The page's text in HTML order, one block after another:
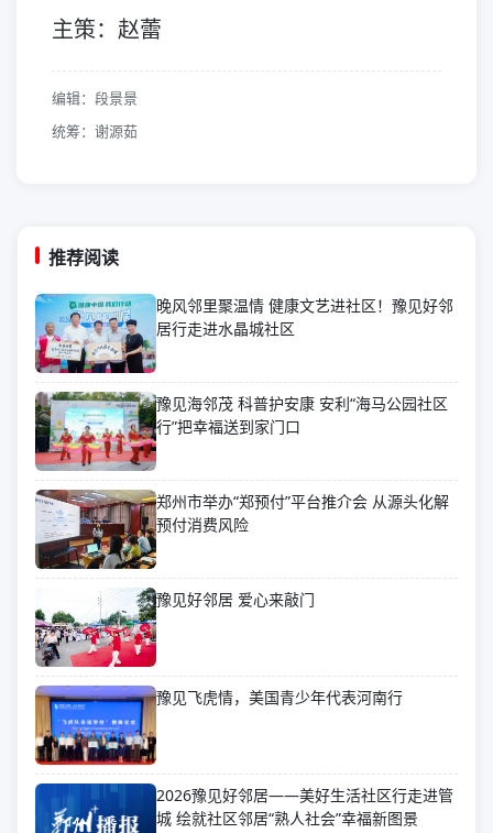
主策：赵蕾
编辑：段景景
统筹：谢源茹
推荐阅读
晚风邻里聚温情 健康文艺进社区！豫见好邻
居行走进水晶城社区
豫见海邻茂 科普护安康 安利“海马公园社区
行”把幸福送到家门口
郑州市举办“郑预付”平台推介会 从源头化解
预付消费风险
豫见好邻居 爱心来敲门
豫见飞虎情，美国青少年代表河南行
2026豫见好邻居——美好生活社区行走进管
城 绘就社区邻居“熟人社会”幸福新图景